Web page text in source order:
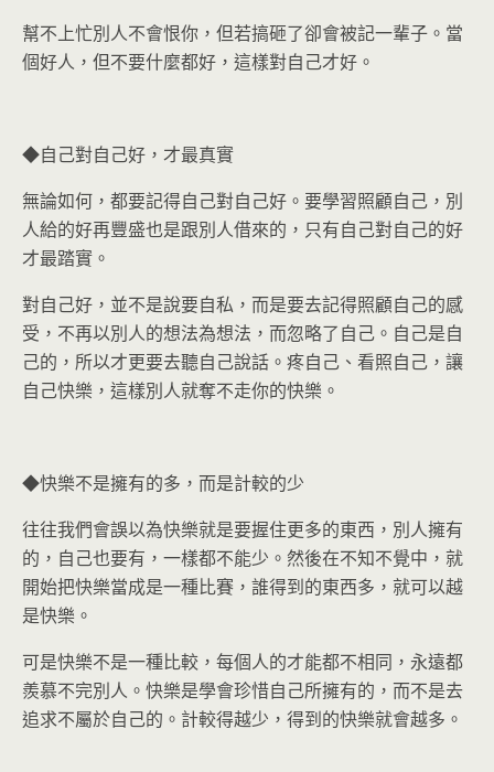
幫不上忙別人不會恨你，但若搞砸了卻會被記一輩子。當
個好人，但不要什麼都好，這樣對自己才好。
◆自己對自己好，才最真實
無論如何，都要記得自己對自己好。要學習照顧自己，別
人給的好再豐盛也是跟別人借來的，只有自己對自己的好
才最踏實。
對自己好，並不是說要自私，而是要去記得照顧自己的感
受，不再以別人的想法為想法，而忽略了自己。自己是自
己的，所以才更要去聽自己說話。疼自己、看照自己，讓
自己快樂，這樣別人就奪不走你的快樂。
◆快樂不是擁有的多，而是計較的少
往往我們會誤以為快樂就是要握住更多的東西，別人擁有
的，自己也要有，一樣都不能少。然後在不知不覺中，就
開始把快樂當成是一種比賽，誰得到的東西多，就可以越
是快樂。
可是快樂不是一種比較，每個人的才能都不相同，永遠都
羨慕不完別人。快樂是學會珍惜自己所擁有的，而不是去
追求不屬於自己的。計較得越少，得到的快樂就會越多。